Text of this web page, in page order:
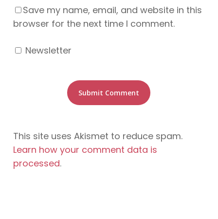
Save my name, email, and website in this
browser for the next time I comment.
Newsletter
This site uses Akismet to reduce spam.
Learn how your comment data is
processed.